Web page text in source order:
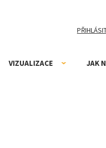
VIZUALIZACE JAK